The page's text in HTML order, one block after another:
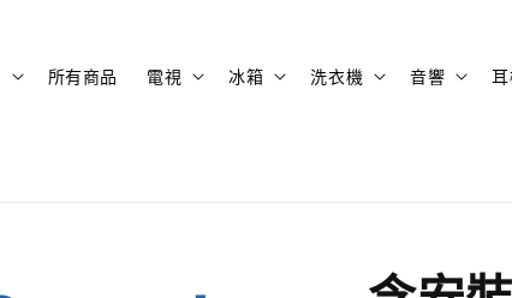
所有商品 電視 冰箱 洗衣機 音響